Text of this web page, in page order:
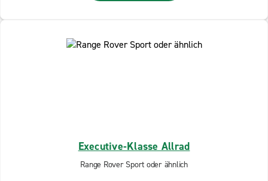
Executive-Klasse Allrad
Range Rover Sport oder ähnlich